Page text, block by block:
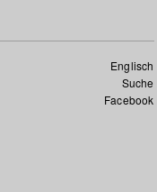
Englisch
Suche
Facebook